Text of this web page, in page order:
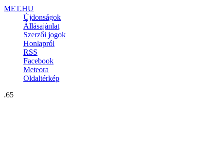
MET.HU
Újdonságok
Állásajánlat
Szerzői jogok
Honlapról
RSS
Facebook
Meteora
Oldaltérkép
.65